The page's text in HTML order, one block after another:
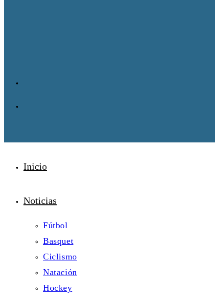
Inicio
Noticias
Fútbol
Basquet
Ciclismo
Natación
Hockey